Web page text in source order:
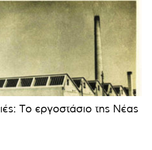
Το εργοστάσιο της Νέας